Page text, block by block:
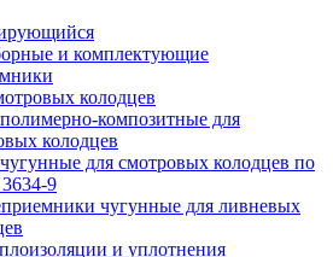
и комплектующие
колодцев
композитные для
колодцев
для смотровых колодцев по
9
чугунные для ливневых
и уплотнения